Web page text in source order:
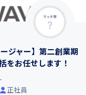
マッチ率
ジャー】第二創業期
をお任せします！
正社員